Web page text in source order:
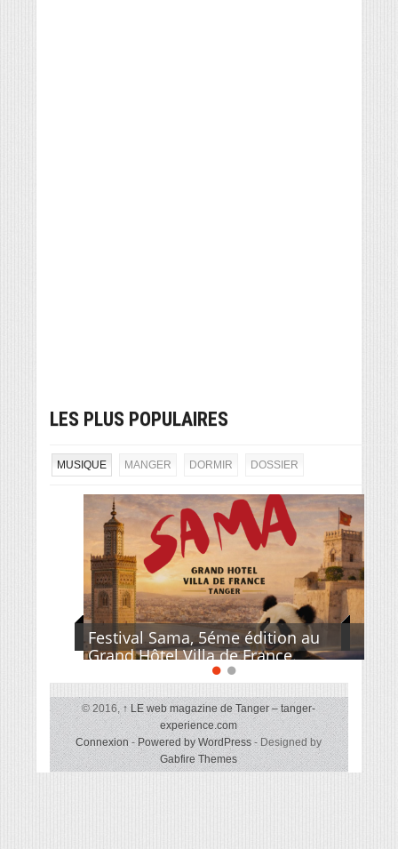
LES PLUS POPULAIRES
MUSIQUE MANGER DORMIR DOSSIER
Festival Sama, 5éme édition au
Grand Hôtel Villa de France.
© 2016,↑ LE web magazine de Tanger – tanger-
experience.com
Connexion-Powered by WordPress- Designed by
Gabfire Themes